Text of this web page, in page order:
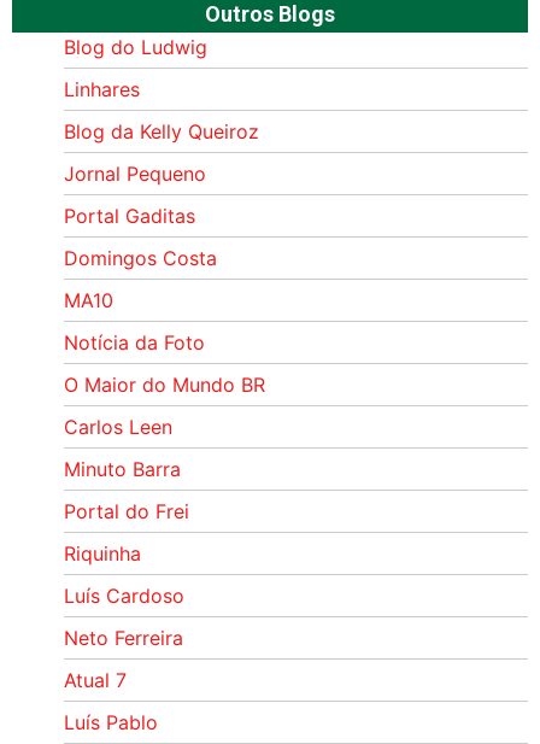
Outros Blogs
Blog do Ludwig
Linhares
Blog da Kelly Queiroz
Jornal Pequeno
Portal Gaditas
Domingos Costa
MA10
Notícia da Foto
O Maior do Mundo BR
Carlos Leen
Minuto Barra
Portal do Frei
Riquinha
Luís Cardoso
Neto Ferreira
Atual 7
Luís Pablo